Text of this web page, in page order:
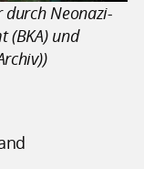
durch Neonazi-
(BKA) und